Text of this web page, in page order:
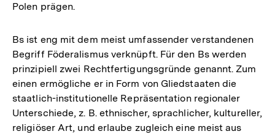
Polen prägen.
Bs ist eng mit dem meist umfassender verstandenen
Begriff Föderalismus verknüpft. Für den Bs werden
prinzipiell zwei Rechtfertigungsgründe genannt. Zum
einen ermögliche er in Form von Gliedstaaten die
staatlich-institutionelle Repräsentation regionaler
Unterschiede, z. B. ethnischer, sprachlicher, kultureller,
religiöser Art, und erlaube zugleich eine meist aus